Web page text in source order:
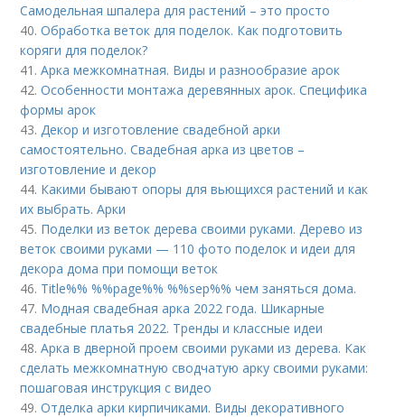
Самодельная шпалера для растений – это просто
40.Обработка веток для поделок. Как подготовить
коряги для поделок?
41.Арка межкомнатная. Виды и разнообразие арок
42.Особенности монтажа деревянных арок. Специфика
формы арок
43. Декор и изготовление свадебной арки
самостоятельно. Свадебная арка из цветов –
изготовление и декор
44. Какими бывают опоры для вьющихся растений и как
их выбрать. Арки
45. Поделки из веток дерева своими руками. Дерево из
веток своими руками — 110 фото поделок и идеи для
декора дома при помощи веток
46. Title%% %%page%% %%sep%% чем заняться дома.
47. Модная свадебная арка 2022 года. Шикарные
свадебные платья 2022. Тренды и классные идеи
48.Арка в дверной проем своими руками из дерева. Как
сделать межкомнатную сводчатую арку своими руками:
пошаговая инструкция с видео
49.Отделка арки кирпичиками. Виды декоративного